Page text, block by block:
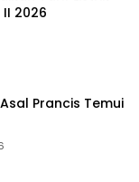
2026
Prancis Temui